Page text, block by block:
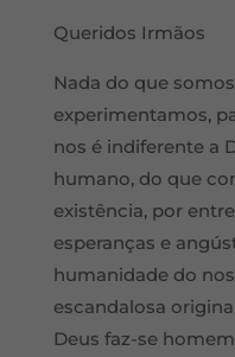
Queridos Irmãos
Nada do que
experimentamos,
nos é indiferente a
humano, do que
existência, por
esperanças e
humanidade do
escandalosa
Deus faz-se